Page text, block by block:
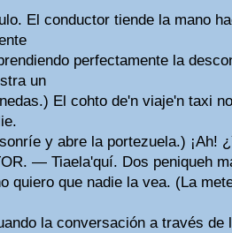
El conductor tiende la mano
perfectamente la
un
El cohto de'n viaje'n taxi
y abre la portezuela.) ¡Ah!
— Tiaela'quí. Dos peniqueh
quiero que nadie la vea. (La
la conversación a través de